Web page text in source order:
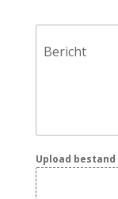
Bericht
Upload bestand